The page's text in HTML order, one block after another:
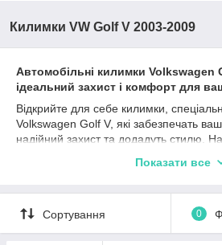
Килимки VW Golf V 2003-2009
Автомобільні килимки Volkswagen
ідеальний захист і комфорт для
Відкрийте для себе килимки,
Volkswagen Golf V, які забезпечать
надійний захист та додадуть стилю.
Cargumm, ідеально підходять для
Матеріали, такі як каучук, поліуретан
відмінні захисні характеристики, а
бортиків (2,5 см, 4 см, євроборт)
Показати все
Сортування 0